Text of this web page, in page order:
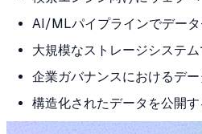
AI/MLパイプラインでデータ
大規模なストレージシステ
企業ガバナンスにおけるデ
構造化されたデータを公開